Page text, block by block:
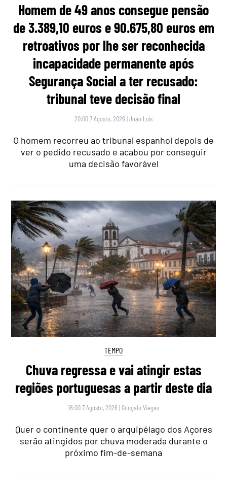
Homem de 49 anos consegue pensão
de 3.389,10 euros e 90.675,80 euros em
retroativos por lhe ser reconhecida
incapacidade permanente após
Segurança Social a ter recusado:
tribunal teve decisão final
20:00 7 Agosto, 2026 |João Luís
O homem recorreu ao tribunal espanhol depois de
ver o pedido recusado e acabou por conseguir
uma decisão favorável
TEMPO
Chuva regressa e vai atingir estas
regiões portuguesas a partir deste dia
16:00 7 Agosto, 2026 | Gonçalo Viegas
Quer o continente quer o arquipélago dos Açores
serão atingidos por chuva moderada durante o
próximo fim-de-semana